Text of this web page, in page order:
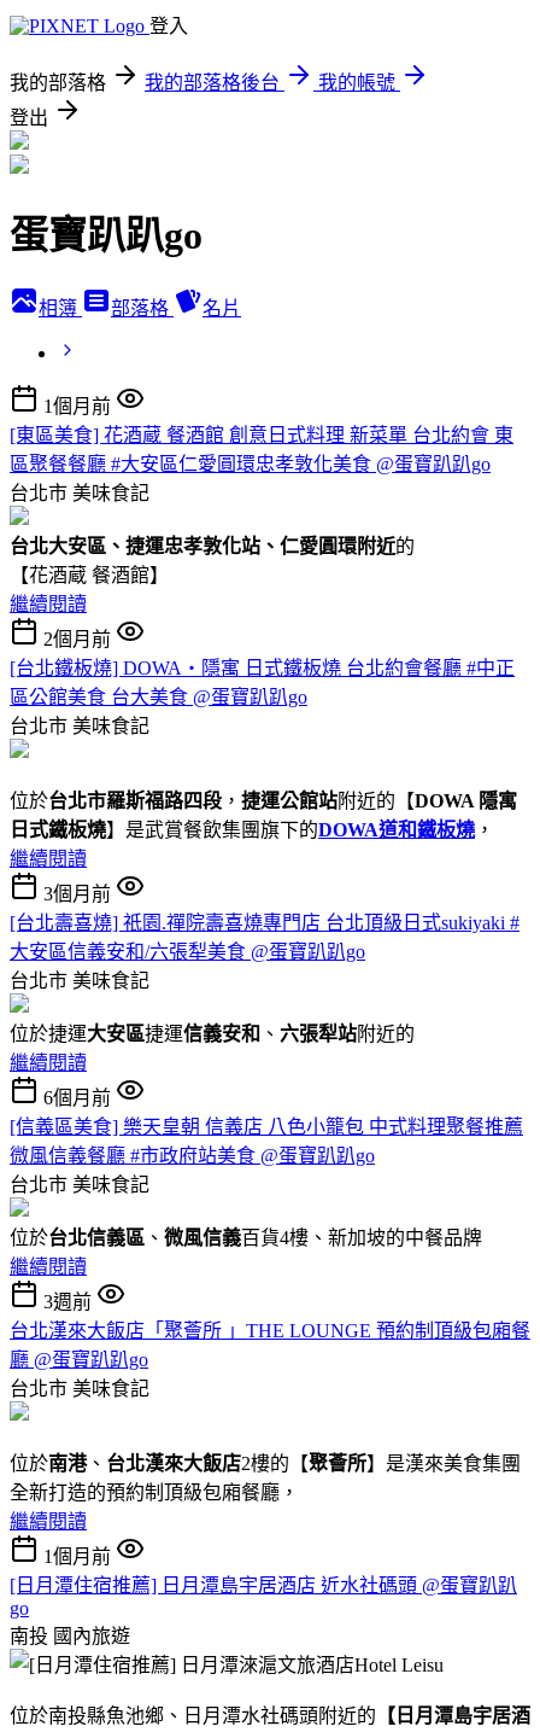
登入
我的部落格 我的部落格後台
我的帳號
登出
蛋寶趴趴go
相簿 部落格 名片
1個月前
[東區美食] 花酒蔵 餐酒館 創意日式料理 新菜單 台北約會 東
區聚餐餐廳 #大安區仁愛圓環忠孝敦化美食 @蛋寶趴趴go
台北市 美味食記
台北大安區、捷運忠孝敦化站、仁愛圓環附近的
【花酒蔵 餐酒館】
繼續閱讀
2個月前
[台北鐵板燒] DOWA・隱寓 日式鐵板燒 台北約會餐廳 #中正
區公館美食 台大美食 @蛋寶趴趴go
台北市 美味食記
位於台北市羅斯福路四段 ， 捷運公館站附近的【DOWA 隱寓
日式鐵板燒】是武賞餐飲集團旗下的DOWA道和鐵板燒 ，
繼續閱讀
3個月前
[台北壽喜燒] 祇園.禪院壽喜燒專門店 台北頂級日式sukiyaki #
大安區信義安和/六張犁美食 @蛋寶趴趴go
台北市 美味食記
位於捷運大安區捷運信義安和 、 六張犁站附近的
繼續閱讀
6個月前
[信義區美食] 樂天皇朝 信義店 八色小籠包 中式料理聚餐推薦
微風信義餐廳 #市政府站美食 @蛋寶趴趴go
台北市 美味食記
位於台北信義區 、 微風信義百貨4樓、新加坡的中餐品牌
繼續閱讀
3週前
台北漢來大飯店「聚薈所 」THE LOUNGE 預約制頂級包廂餐
廳 @蛋寶趴趴go
台北市 美味食記
位於南港、 台北漢來大飯店2樓的【聚薈所】是漢來美食集團
全新打造的預約制頂級包廂餐廳，
繼續閱讀
1個月前
[日月潭住宿推薦] 日月潭島宇居酒店 近水社碼頭 @蛋寶趴趴
go
南投 國內旅遊
位於南投縣魚池鄉、日月潭水社碼頭附近的 【日月潭島宇居酒